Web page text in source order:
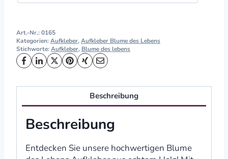
Art.-Nr.:0165
Kategorien:Aufkleber,Aufkleber Blume des Lebens
Stichworte:Aufkleber, Blume des lebens
Beschreibung
Beschreibung
Entdecken Sie unsere hochwertigen Blume